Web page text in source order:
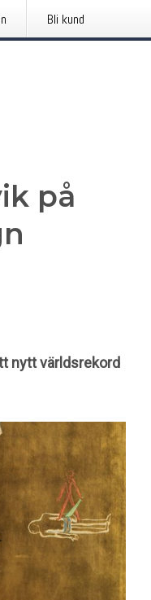
Bli kund
på
nytt världsrekord